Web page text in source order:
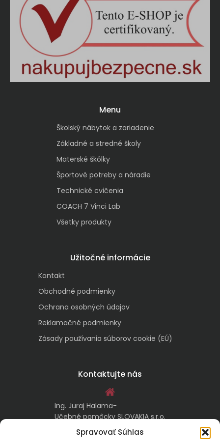
Spravovať Súhlas
Menu
Školský nábytok a zariadenie
Základné a stredné školy
Materské škôlky
Športové potreby a náradie
Technické cvičenia
COACH 7 Vinci Lab
Všetky produkty
Užitočné informácie
Kontakt
Obchodné podmienky
Ochrana osobných údajov
Reklamačné podmienky
Zásady používania súborov cookie (EÚ)
Kontaktujte nás
Ing. Juraj Halama-
Učebné pomôcky SLOVAKIA s.r.o.
Malachovská 17/A
974 05 Banská Bystrica